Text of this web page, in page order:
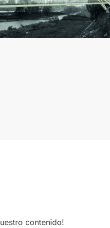
contenido!